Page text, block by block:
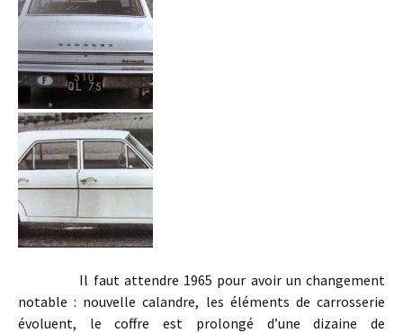
Il faut attendre 1965 pour avoir un changement
notable : nouvelle calandre, les éléments de carrosserie
évoluent, le coffre est prolongé d’une dizaine de